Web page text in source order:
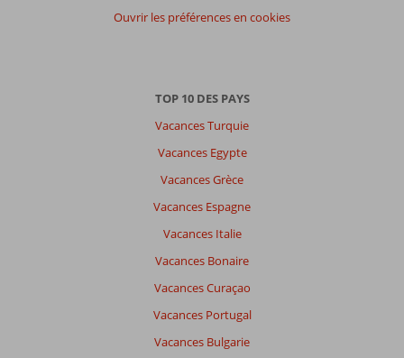
Ouvrir les préférences en cookies
TOP 10 DES PAYS
Vacances Turquie
Vacances Egypte
Vacances Grèce
Vacances Espagne
Vacances Italie
Vacances Bonaire
Vacances Curaçao
Vacances Portugal
Vacances Bulgarie